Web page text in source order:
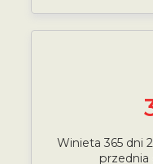
Winieta 365 dni
przednia